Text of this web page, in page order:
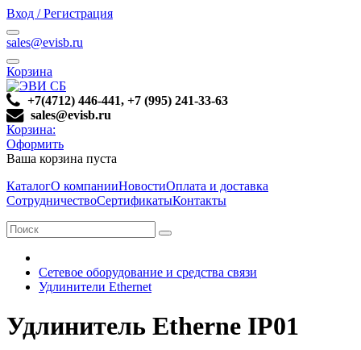
Вход / Регистрация
sales@evisb.ru
Корзина
+7(4712) 446-441, +7 (995) 241-33-63
sales@evisb.ru
Корзина:
Оформить
Ваша корзина пуста
КаталогО компанииНовостиОплата и доставка
СотрудничествоСертификатыКонтакты
Сетевое оборудование и средства связи
Удлинители Ethernet
Удлинитель Etherne IP01